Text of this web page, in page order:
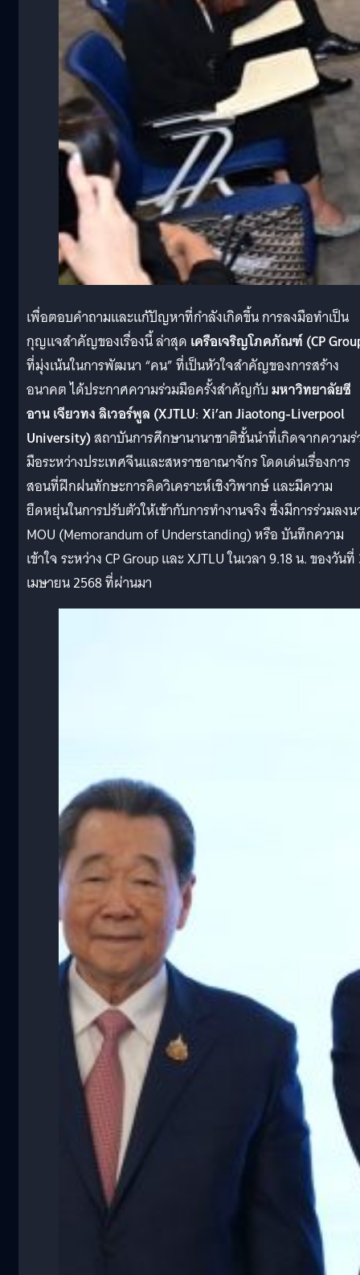
เพื่อตอบคำถามและแก้ปัญหาที่กำลังเกิดขึ้น การลงมือทำเป็น
กุญแจสำคัญของเรื่องนี้ ล่าสุด เครือเจริญโภคภัณฑ์ (CP
ที่มุ่งเน้นในการพัฒนา “คน” ที่เป็นหัวใจสำคัญของการสร้าง
อนาคต ได้ประกาศความร่วมมือครั้งสำคัญกับมหาวิทยาลัยซี
อาน เจียวทง ลิเวอร์พูล (XJTLU: Xi’an Jiaotong-Liverpool
University)สถาบันการศึกษานานาชาติชั้นนำที่เกิดจากความ
มือระหว่างประเทศจีนและสหราชอาณาจักร โดดเด่นเรื่องการ
สอนที่ฝึกฝนทักษะการคิดวิเคราะห์เชิงวิพากษ์ และมีความ
ยืดหยุ่นในการปรับตัวให้เข้ากับการทำงานจริง ซึ่งมีการร่วมลง
MOU (Memorandum of Understanding) หรือ บันทึกความ
เข้าใจ ระหว่าง CP Group และ XJTLU ในเวลา 9.18 น. ของวันที่
เมษายน 2568 ที่ผ่านมา